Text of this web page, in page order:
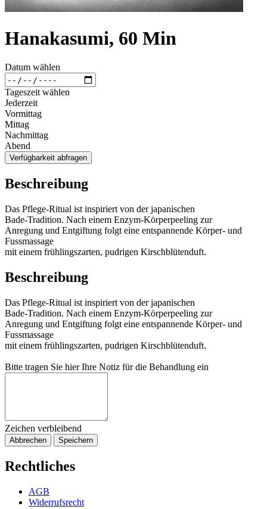
Hanakasumi, 60 Min
Datum wählen
Tageszeit wählen
Jederzeit
Vormittag
Mittag
Nachmittag
Abend
Verfügbarkeit abfragen
Beschreibung
Das Pflege-Ritual ist inspiriert von der japanischen
Bade-Tradition. Nach einem Enzym-Körperpeeling zur
Anregung und Entgiftung folgt eine entspannende Körper- und
Fussmassage
mit einem frühlingszarten, pudrigen Kirschblütenduft.
Beschreibung
Das Pflege-Ritual ist inspiriert von der japanischen
Bade-Tradition. Nach einem Enzym-Körperpeeling zur
Anregung und Entgiftung folgt eine entspannende Körper- und
Fussmassage
mit einem frühlingszarten, pudrigen Kirschblütenduft.
Bitte tragen Sie hier Ihre Notiz für die Behandlung ein
Zeichen verbleibend
Abbrechen Speichern
Rechtliches
AGB
Widerrufsrecht